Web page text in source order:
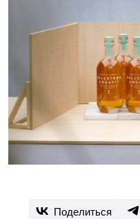
Поделиться